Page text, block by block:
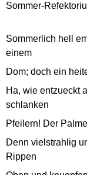
Sommer-
Sommerlich hell
einem
Dom; doch ein
Ha, wie entzueckt
schlanken
Pfeilern! Der
Denn vielstrahlig
Rippen